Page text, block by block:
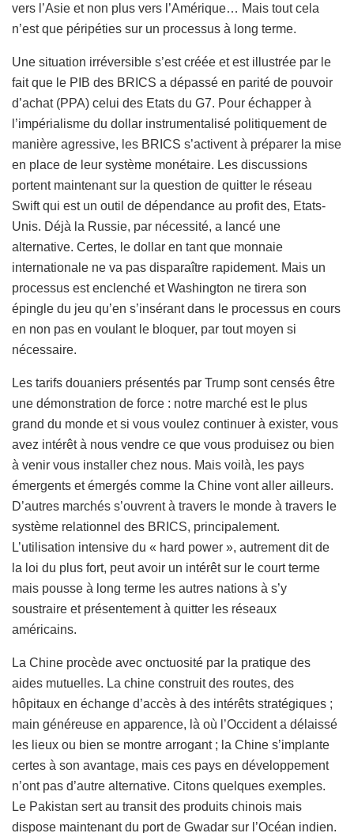
vers l’Asie et non plus vers l’Amérique… Mais tout cela
n’est que péripéties sur un processus à long terme.
Une situation irréversible s’est créée et est illustrée par le
fait que le PIB des BRICS a dépassé en parité de pouvoir
d’achat (PPA) celui des Etats du G7. Pour échapper à
l’impérialisme du dollar instrumentalisé politiquement de
manière agressive, les BRICS s’activent à préparer la mise
en place de leur système monétaire. Les discussions
portent maintenant sur la question de quitter le réseau
Swift qui est un outil de dépendance au profit des, Etats-
Unis. Déjà la Russie, par nécessité, a lancé une
alternative. Certes, le dollar en tant que monnaie
internationale ne va pas disparaître rapidement. Mais un
processus est enclenché et Washington ne tirera son
épingle du jeu qu’en s’insérant dans le processus en cours
en non pas en voulant le bloquer, par tout moyen si
nécessaire.
Les tarifs douaniers présentés par Trump sont censés être
une démonstration de force : notre marché est le plus
grand du monde et si vous voulez continuer à exister, vous
avez intérêt à nous vendre ce que vous produisez ou bien
à venir vous installer chez nous. Mais voilà, les pays
émergents et émergés comme la Chine vont aller ailleurs.
D’autres marchés s’ouvrent à travers le monde à travers le
système relationnel des BRICS, principalement.
L’utilisation intensive du « hard power », autrement dit de
la loi du plus fort, peut avoir un intérêt sur le court terme
mais pousse à long terme les autres nations à s’y
soustraire et présentement à quitter les réseaux
américains.
La Chine procède avec onctuosité par la pratique des
aides mutuelles. La chine construit des routes, des
hôpitaux en échange d’accès à des intérêts stratégiques ;
main généreuse en apparence, là où l’Occident a délaissé
les lieux ou bien se montre arrogant ; la Chine s’implante
certes à son avantage, mais ces pays en développement
n’ont pas d’autre alternative. Citons quelques exemples.
Le Pakistan sert au transit des produits chinois mais
dispose maintenant du port de Gwadar sur l’Océan indien.